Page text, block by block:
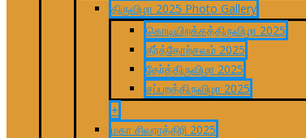
திருவிழா 2025 Photo Gallery
கொடியிறக்கத்திருவிழா 2025
தீர்த்தோற்சவம் 2025
தேர்த்திருவிழா 2025
சப்பறத்திருவிழா 2025
+
மகா சிவராத்திரி 2025